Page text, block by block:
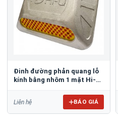
Đinh đường phản quang lỗ
kính bằng nhôm 1 mặt Hi-Q
Liên hệ BÁO GIÁ